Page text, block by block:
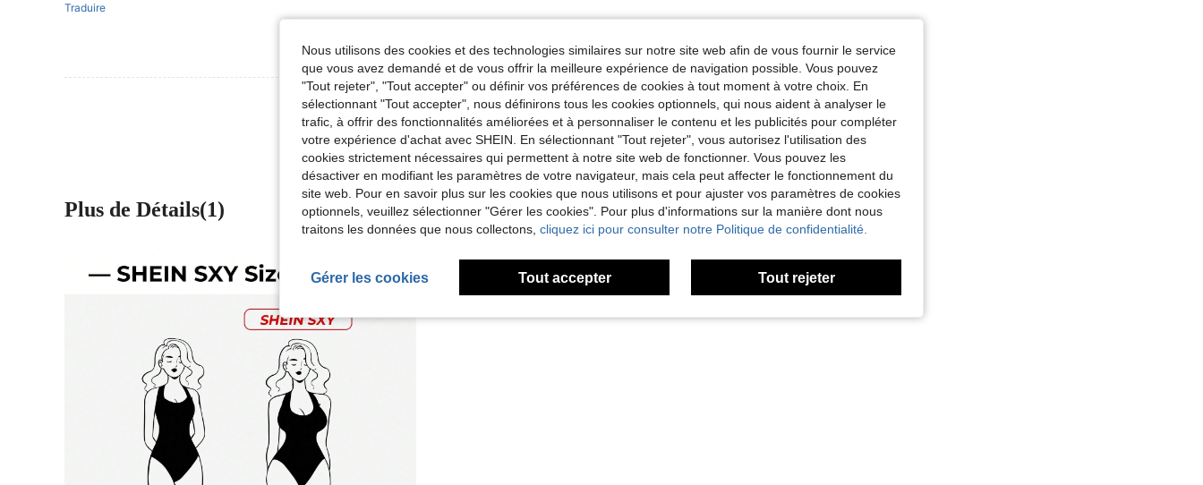
Traduire
Utile (0)
Voir Plus D'avis
Plus de Détails(1)
Nous utilisons des cookies et des technologies similaires sur notre site web afin de vous fournir le service
que vous avez demandé et de vous offrir la meilleure expérience de navigation possible. Vous pouvez
"Tout rejeter", "Tout accepter" ou définir vos préférences de cookies à tout moment à votre choix. En
sélectionnant "Tout accepter", nous définirons tous les cookies optionnels, qui nous aident à analyser le
trafic, à offrir des fonctionnalités améliorées et à personnaliser le contenu et les publicités pour compléter
votre expérience d'achat avec SHEIN. En sélectionnant "Tout rejeter", vous autorisez l'utilisation des
cookies strictement nécessaires qui permettent à notre site web de fonctionner. Vous pouvez les
désactiver en modifiant les paramètres de votre navigateur, mais cela peut affecter le fonctionnement du
site web. Pour en savoir plus sur les cookies que nous utilisons et pour ajuster vos paramètres de cookies
optionnels, veuillez sélectionner "Gérer les cookies". Pour plus d'informations sur la manière dont nous
traitons les données que nous collectons, cliquez ici pour consulter notre Politique de confidentialité.
Gérer les cookies Tout accepter Tout rejeter